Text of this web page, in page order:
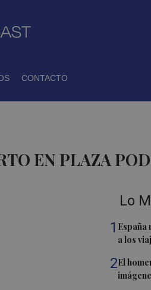
CONTACTO
EN PLAZA
Lo
1
a los
2El